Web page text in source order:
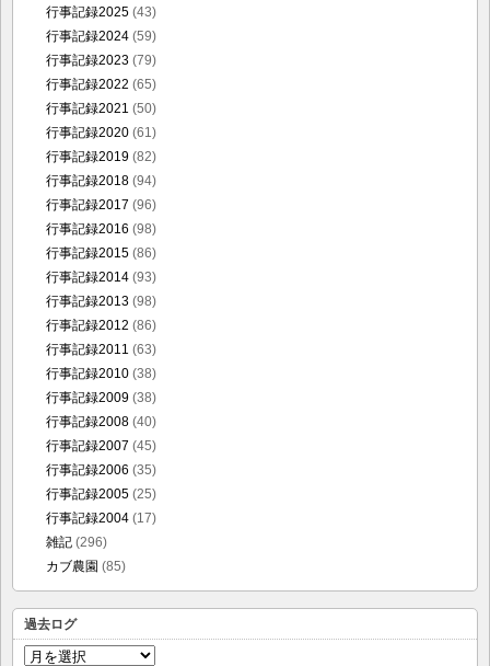
行事記録2025 (43)
行事記録2024 (59)
行事記録2023 (79)
行事記録2022 (65)
行事記録2021 (50)
行事記録2020 (61)
行事記録2019 (82)
行事記録2018 (94)
行事記録2017 (96)
行事記録2016 (98)
行事記録2015 (86)
行事記録2014 (93)
行事記録2013 (98)
行事記録2012 (86)
行事記録2011 (63)
行事記録2010 (38)
行事記録2009 (38)
行事記録2008 (40)
行事記録2007 (45)
行事記録2006 (35)
行事記録2005 (25)
行事記録2004 (17)
雑記 (296)
カブ農園 (85)
過去ログ
過